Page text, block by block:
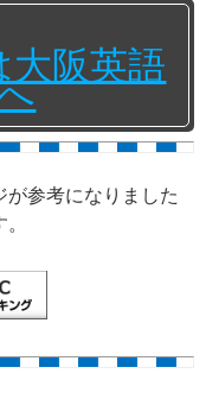
阪英語
が参考になりました